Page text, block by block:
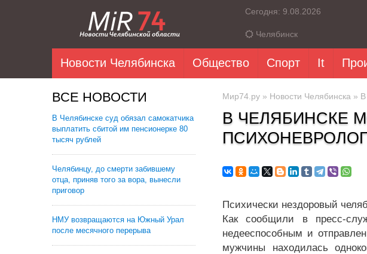
Сегодня: 9.08.2026
Челябинск
Новости Челябинска Общество Спорт It
ВСЕ НОВОСТИ
В Челябинске суд обязал самокатчика
выплатить сбитой им пенсионерке 80
тысяч рублей
Челябинцу, до смерти забившему
отца, приняв того за вора, вынесли
приговор
НМУ возвращаются на Южный Урал
после месячного перерыва
Мир74.ру » Новости Челябинска » В
В ЧЕЛЯБИНСКЕ
Психически нездоровый
Как сообщили в пресс-
недееспособным и
мужчины находилась